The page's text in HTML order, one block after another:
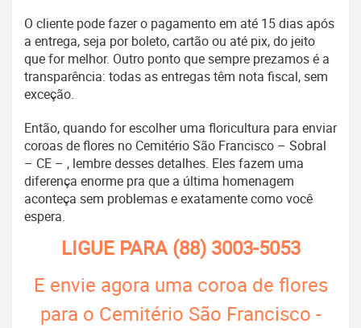
O cliente pode fazer o pagamento em até 15 dias após
a entrega, seja por boleto, cartão ou até pix, do jeito
que for melhor. Outro ponto que sempre prezamos é a
transparência: todas as entregas têm nota fiscal, sem
exceção.
Então, quando for escolher uma floricultura para enviar
coroas de flores no Cemitério São Francisco – Sobral
– CE – , lembre desses detalhes. Eles fazem uma
diferença enorme pra que a última homenagem
aconteça sem problemas e exatamente como você
espera.
LIGUE PARA(88) 3003-5053
E envie agora uma coroa de flores
para o Cemitério São Francisco -